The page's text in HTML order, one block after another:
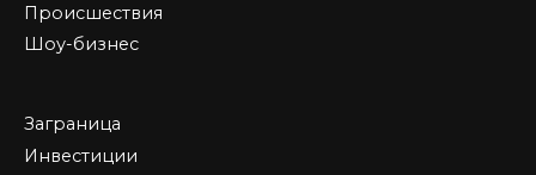
Происшествия
Шоу-бизнес
Заграница
Инвестиции